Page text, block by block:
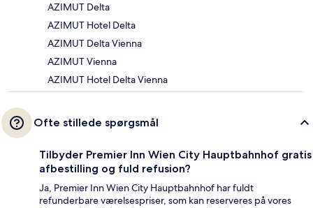
AZIMUT Delta
AZIMUT Hotel Delta
AZIMUT Delta Vienna
AZIMUT Vienna
AZIMUT Hotel Delta Vienna
Ofte stillede spørgsmål
Tilbyder Premier Inn Wien City Hauptbahnhof gratis
afbestilling og fuld refusion?
Ja, Premier Inn Wien City Hauptbahnhof har fuldt
refunderbare værelsespriser, som kan reserveres på vores